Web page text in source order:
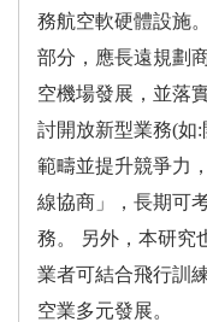
務航空軟硬體設施
部分，應長遠規劃
空機場發展，並落
討開放新型業務(如
範疇並提升競爭力
線協商」，長期可
務。 另外，本研究
業者可結合飛行訓
空業多元發展。